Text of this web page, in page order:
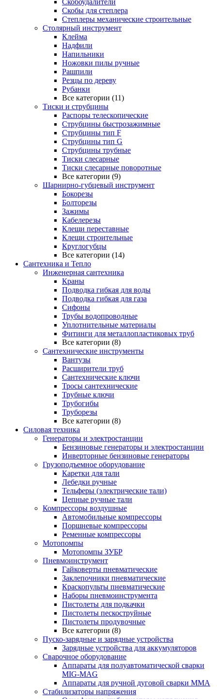
Скобоудалители
Скобы для степлера
Степлеры механические строительные
Столярный инструмент
Клейма
Надфили
Напильники
Ножовки пилы ручные
Рашпили
Резцы по дереву
Рубанки
Все категории (11)
Тиски и струбцины
Распоры телескопические
Струбцины быстрозажимные
Струбцины тип F
Струбцины тип G
Струбцины трубные
Тиски слесарные
Тиски слесарные поворотные
Все категории (9)
Шарнирно-губцевый инструмент
Бокорезы
Болторезы
Зажимы
Кабелерезы
Клещи переставные
Клещи строительные
Круглогубцы
Все категории (14)
Сантехника и Тепло
Инженерная сантехника
Краны
Подводка гибкая для воды
Подводка гибкая для газа
Сифоны
Трубы водопроводные
Уплотнительные материалы
Фитинги для металлопластиковых труб
Все категории (8)
Сантехнические инструменты
Вантузы
Расширители труб
Сантехнические ключи
Тросы сантехнические
Трубные ключи
Трубогибы
Труборезы
Все категории (8)
Силовая техника
Генераторы и электростанции
Бензиновые генераторы и электростанции
Инверторные бензиновые генераторы
Грузоподъемное оборудование
Каретки для тали
Лебедки ручные
Тельферы (электрические тали)
Цепные ручные тали
Компрессоры воздушные
Автомобильные компрессоры
Поршневые компрессоры
Ременные компрессоры
Мотопомпы
Мотопомпы ЗУБР
Пневмоинструмент
Гайковерты пневматические
Заклепочники пневматические
Краскопульты пневматические
Наборы пневмоинструмента
Пистолеты для подкачки
Пистолеты пескоструйные
Пистолеты продувочные
Все категории (8)
Пуско-зарядные и зарядные устройства
Зарядные устройства для аккумуляторов
Сварочное оборудование
Аппараты для полуавтоматической сварки
MIG-MAG
Аппараты для ручной дуговой сварки MMA
Стабилизаторы напряжения